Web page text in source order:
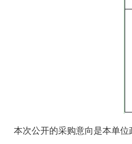
本次公开的采购意向是本单